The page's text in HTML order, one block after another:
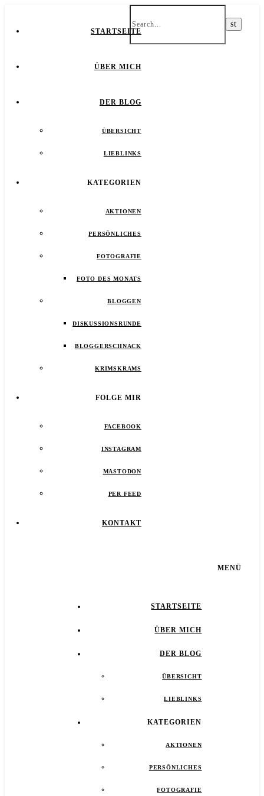
STARTSEITE
ÜBER MICH
DER BLOG
ÜBERSICHT
LIEBLINKS
KATEGORIEN
AKTIONEN
PERSÖNLICHES
FOTOGRAFIE
FOTO DES MONATS
BLOGGEN
DISKUSSIONSRUNDE
BLOGGERSCHNACK
KRIMSKRAMS
FOLGE MIR
FACEBOOK
INSTAGRAM
MASTODON
PER FEED
KONTAKT
MENÜ
STARTSEITE
ÜBER MICH
DER BLOG
ÜBERSICHT
LIEBLINKS
KATEGORIEN
AKTIONEN
PERSÖNLICHES
FOTOGRAFIE